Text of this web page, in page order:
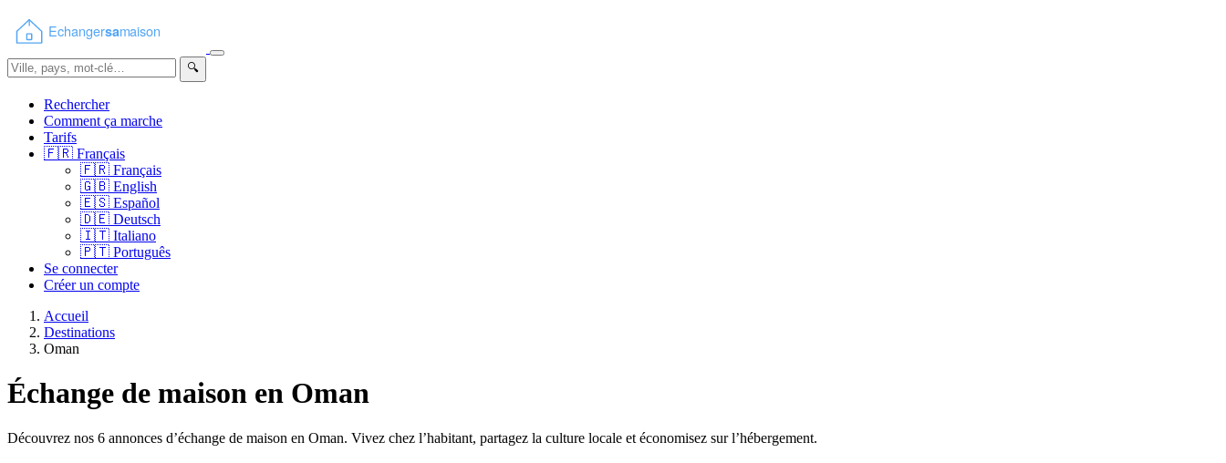
🔍
Rechercher
Comment ça marche
Tarifs
🇫🇷 Français
🇫🇷 Français
🇬🇧 English
🇪🇸 Español
🇩🇪 Deutsch
🇮🇹 Italiano
🇵🇹 Português
Se connecter
Créer un compte
Accueil
Destinations
Oman
Échange de maison en Oman
Découvrez nos 6 annonces d’échange de maison en Oman. Vivez chez l’habitant, partagez la culture locale et économisez sur l’hébergement.